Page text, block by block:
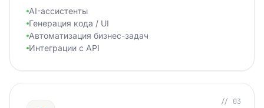
AI-ассистенты
Генерация кода / UI
Автоматизация бизнес-задач
Интеграции с API
// 03